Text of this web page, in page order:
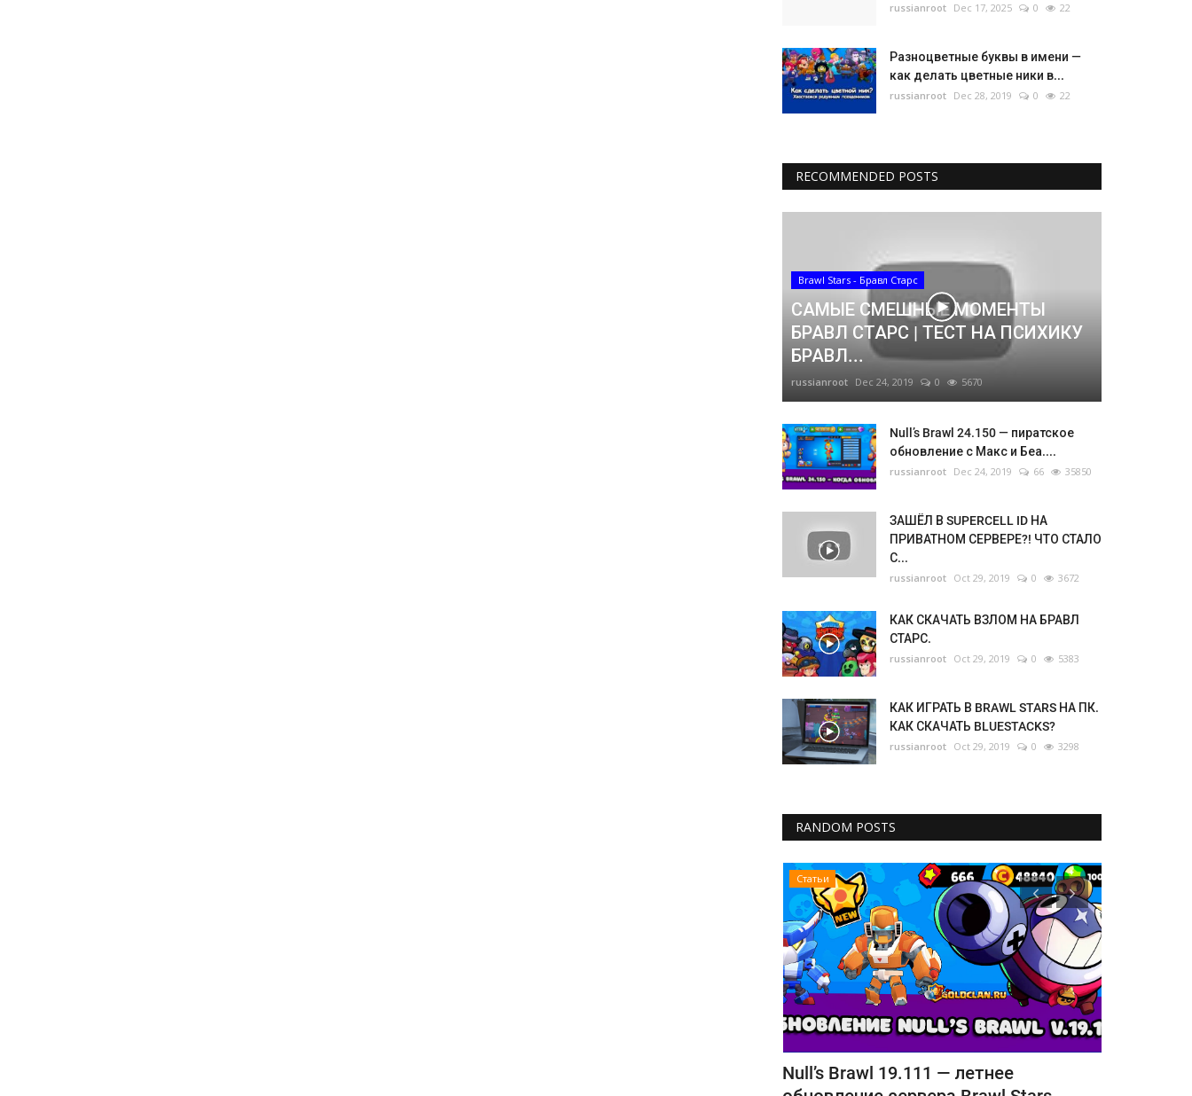
russianroot Dec 17, 2025 0 22
Разноцветные буквы в имени —
как делать цветные ники в...
russianroot Dec 28, 2019 0 22
RECOMMENDED POSTS
Brawl Stars - Бравл Старс
САМЫЕ СМЕШНЫЕ МОМЕНТЫ
БРАВЛ СТАРС | ТЕСТ НА ПСИХИКУ
БРАВЛ...
russianroot Dec 24, 2019 0 5670
Null’s Brawl 24.150 — пиратское
обновление с Макс и Беа....
russianroot Dec 24, 2019 66 35850
ЗАШЁЛ В SUPERCELL ID НА
ПРИВАТНОМ СЕРВЕРЕ?! ЧТО СТАЛО
С...
russianroot Oct 29, 2019 0 3672
КАК СКАЧАТЬ ВЗЛОМ НА БРАВЛ
СТАРС.
russianroot Oct 29, 2019 0 5383
КАК ИГРАТЬ В BRAWL STARS НА ПК.
КАК СКАЧАТЬ BLUESTACKS?
russianroot Oct 29, 2019 0 3298
RANDOM POSTS
Статьи
Brawl Stars перестает поддерживать